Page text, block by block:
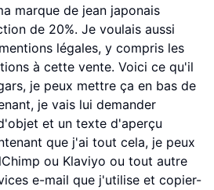
marque de jean japonais
de 20%. Je voulais aussi
légales, y compris les
à cette vente. Voici ce qu'il
je peux mettre ça en bas de
je vais lui demander
et un texte d'aperçu
que j'ai tout cela, je peux
ou Klaviyo ou tout autre
e-mail que j'utilise et copier-